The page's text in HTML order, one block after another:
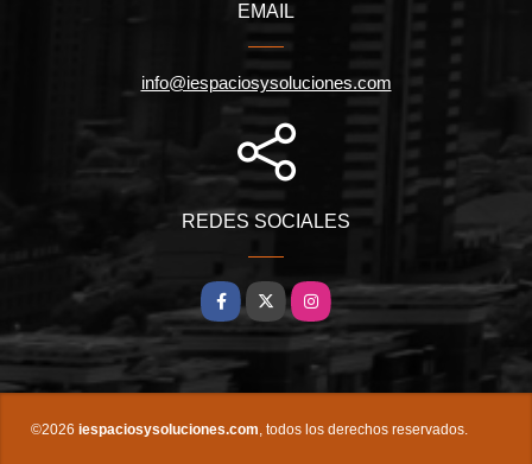
EMAIL
info@iespaciosysoluciones.com
REDES SOCIALES
Facebook
X Instagram
©2026 iespaciosysoluciones.com, todos los derechos reservados.